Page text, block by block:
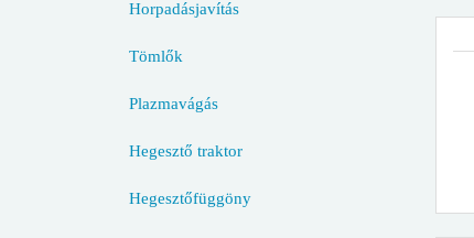
Horpadásjavítás
Tömlők
Plazmavágás
Hegesztő traktor
Hegesztőfüggöny